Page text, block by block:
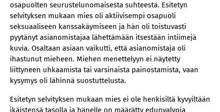
osapuolten seurustelunomaisesta suhteesta. Esitetyn
selvityksen mukaan mies oli aktiivisempi osapuoli
seksuaaliseen kanssakäymiseen ja hän oli toistuvasti
pyytänyt asianomistajaa lähettämään itsestään intiimejä
kuvia. Osaltaan asiaan vaikutti, että asianomistaja oli
ihastunut mieheen. Miehen menettelyyn ei näytetty
liittyneen uhkaamista tai varsinaista painostamista, vaan
kysymys oli lähinnä suostuttelusta.
Esitetyn selvityksen mukaan mies ei ole henkisiltä kyvyiltään
ikäistensä tasolla ja hänelle on määrätty edunvalvoja